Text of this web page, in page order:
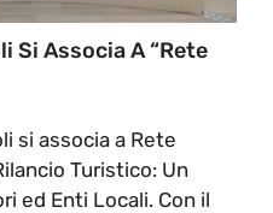
Si Associa A “Rete
si associa a Rete
Turistico: Un
ed Enti Locali. Con il